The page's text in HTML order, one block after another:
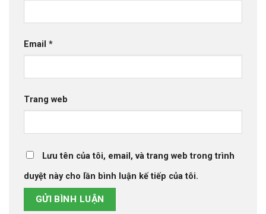
Email *
Trang web
Lưu tên của tôi, email, và trang web trong trình
duyệt này cho lần bình luận kế tiếp của tôi.